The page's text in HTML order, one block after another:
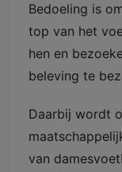
Bedoeling is
top van het
hen en
beleving te
Daarbij wordt
van